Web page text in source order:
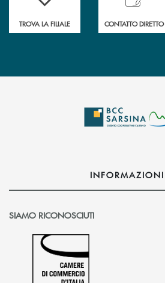
TROVA LA FILIALE CONTATTO DIRETTO
INFORMAZIONI
SIAMO RICONOSCIUTI